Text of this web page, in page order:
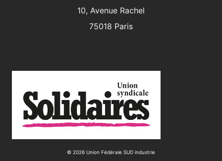
10, Avenue Rachel
75018 Paris
© 2026 Union Fédérale SUD industrie